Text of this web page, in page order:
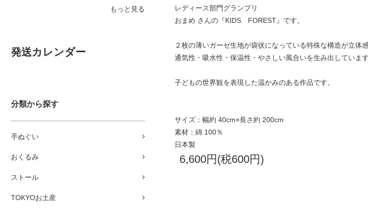
もっと見る
発送カレンダー
分類から探す
手ぬぐい
おくるみ
ストール
TOKYOお土産
レディース部門グランプリ
おまめ さんの『KIDS FOREST』です。
２枚の薄いガーゼ生地が袋状になっている特殊な構造が立体感
通気性・吸水性・保温性・やさしい風合いを生み出しています
子どもの世界観を表現した温かみのある作品です。
サイズ：幅約 40cm×長さ約 200cm
素材：綿 100％
日本製
6,600円(税600円)